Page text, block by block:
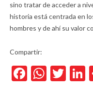
sino tratar de acceder a
historia está centrada en
hombres y de ahí su valor
Compartir:
Facebook